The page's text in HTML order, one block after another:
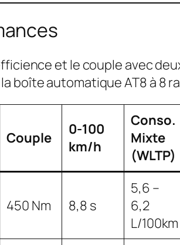
et le couple avec
boîte automatique AT8 à 8
Couple
0-100
km/h
Conso.
Mixte
(WLTP)
450 Nm 8,8 s
5,6 –
6,2
L/100km